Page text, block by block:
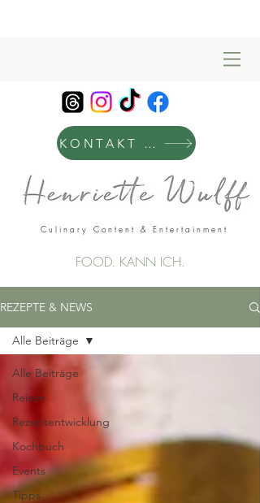
KONTAKT & MANAGEMENT
Culinary Content & Entertainment
FOOD. KANN ICH.
REZEPTE & NEWS
Alle Beiträge
Reisen
Rezeptentwicklung
Kochbuch
Events
Tipps
Alle Beiträge